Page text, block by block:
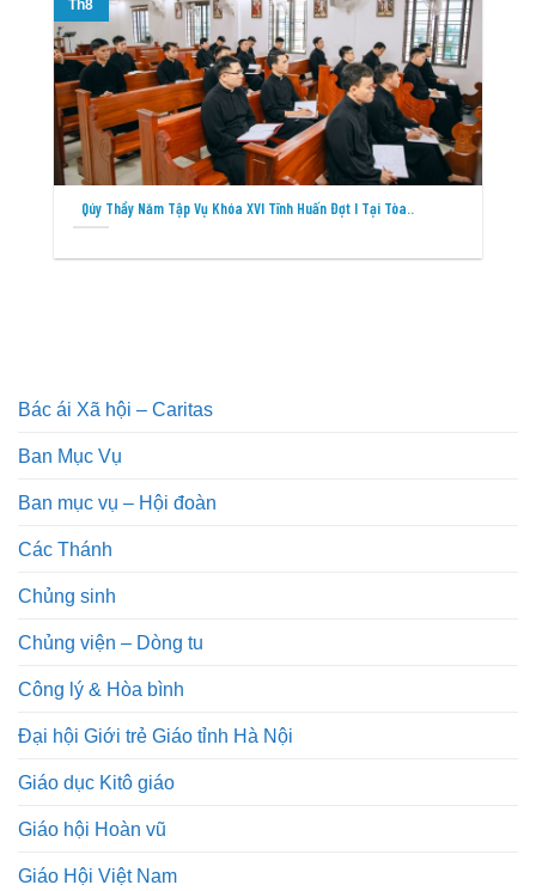
Qúy Thầy Năm Tập Vụ Khóa XVI Tĩnh Huấn Đợt I Tại Tòa..
Th8
Bác ái Xã hội – Caritas
Ban Mục Vụ
Ban mục vụ – Hội đoàn
Các Thánh
Chủng sinh
Chủng viện – Dòng tu
Công lý & Hòa bình
Đại hội Giới trẻ Giáo tỉnh Hà Nội
Giáo dục Kitô giáo
Giáo hội Hoàn vũ
Giáo Hội Việt Nam